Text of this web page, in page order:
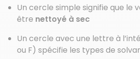
Un cercle simple signifie que le
être nettoyé à sec
Un cercle avec une lettre à
ou F) spécifie les types de